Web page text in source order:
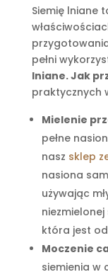
Siemię lniane
pełni
lniane. Jak
praktycznych
Mielenie
pełne
nasz sklep
nasiona
używając
która jest
Moczenie
siemienia w